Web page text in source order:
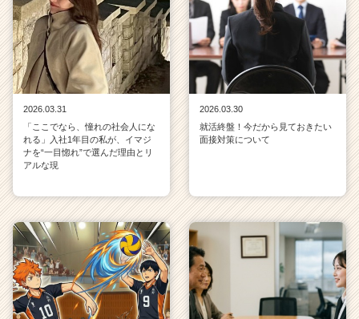
2026.03.31
「ここでなら、憧れの社会人にな
れる」入社1年目の私が、イマジ
ナを“一目惚れ”で選んだ理由とリ
アルな現
2026.03.30
就活終盤！今だから見ておきたい
面接対策について